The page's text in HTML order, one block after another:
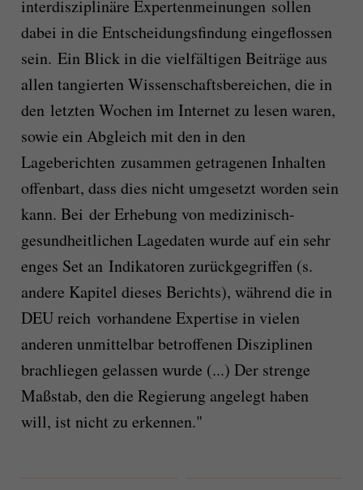
interdisziplinäre Expertenmeinungen sollen
dabei in die Entscheidungsfindung eingeflossen
sein. Ein Blick in die vielfältigen Beiträge aus
allen tangierten Wissenschaftsbereichen, die in
den letzten Wochen im Internet zu lesen waren,
sowie ein Abgleich mit den in den
Lageberichten zusammen getragenen Inhalten
offenbart, dass dies nicht umgesetzt worden sein
kann. Bei der Erhebung von medizinisch-
gesundheitlichen Lagedaten wurde auf ein sehr
enges Set an Indikatoren zurückgegriffen (s.
andere Kapitel dieses Berichts), während die in
DEU reich vorhandene Expertise in vielen
anderen unmittelbar betroffenen Disziplinen
brachliegen gelassen wurde (...) Der strenge
Maßstab, den die Regierung angelegt haben
will, ist nicht zu erkennen."